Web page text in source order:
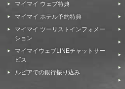
マイマイ ウェブ特典
マイマイ ホテル予約特典
マイマイ ツーリストインフォメー
ション
マイマイウェブLINEチャットサー
ビス
ルピアでの銀行振り込み